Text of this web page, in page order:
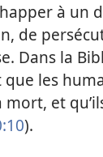
à un
de
Dans la
les
mort, et
).